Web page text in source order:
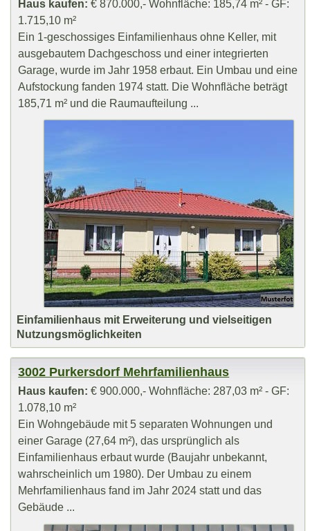
Haus kaufen: € 870.000,- Wohnfläche: 185,74 m² - GF:
1.715,10 m²
Ein 1-geschossiges Einfamilienhaus ohne Keller, mit
ausgebautem Dachgeschoss und einer integrierten
Garage, wurde im Jahr 1958 erbaut. Ein Umbau und eine
Aufstockung fanden 1974 statt. Die Wohnfläche beträgt
185,71 m² und die Raumaufteilung ...
Einfamilienhaus mit Erweiterung und vielseitigen
Nutzungsmöglichkeiten
3002 Purkersdorf Mehrfamilienhaus
Haus kaufen: € 900.000,- Wohnfläche: 287,03 m² - GF:
1.078,10 m²
Ein Wohngebäude mit 5 separaten Wohnungen und
einer Garage (27,64 m²), das ursprünglich als
Einfamilienhaus erbaut wurde (Baujahr unbekannt,
wahrscheinlich um 1980). Der Umbau zu einem
Mehrfamilienhaus fand im Jahr 2024 statt und das
Gebäude ...